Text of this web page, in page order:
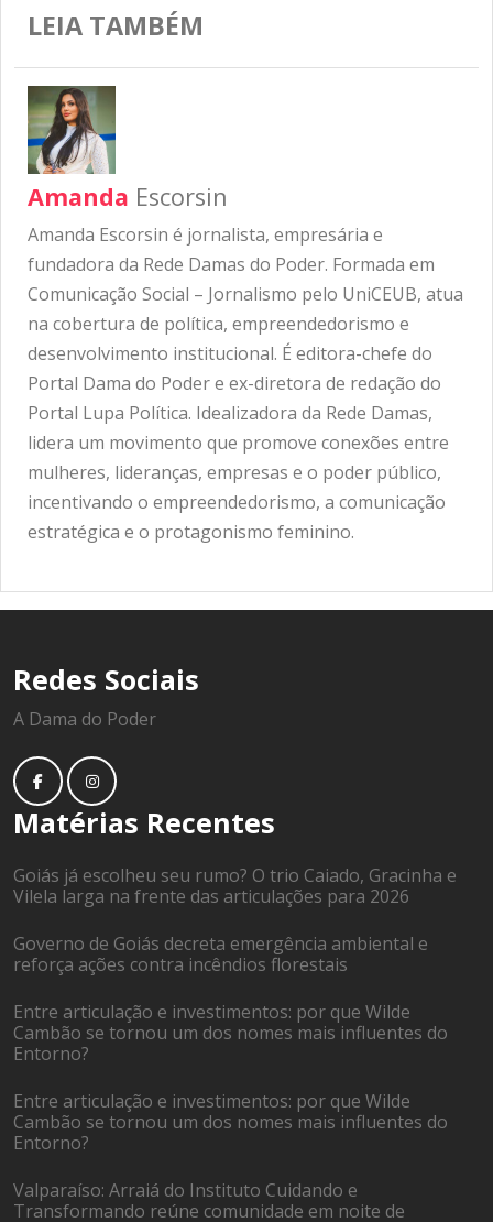
LEIA TAMBÉM
Amanda Escorsin
Amanda Escorsin é jornalista, empresária e
fundadora da Rede Damas do Poder. Formada em
Comunicação Social – Jornalismo pelo UniCEUB, atua
na cobertura de política, empreendedorismo e
desenvolvimento institucional. É editora-chefe do
Portal Dama do Poder e ex-diretora de redação do
Portal Lupa Política. Idealizadora da Rede Damas,
lidera um movimento que promove conexões entre
mulheres, lideranças, empresas e o poder público,
incentivando o empreendedorismo, a comunicação
estratégica e o protagonismo feminino.
Redes Sociais
A Dama do Poder
Matérias Recentes
Goiás já escolheu seu rumo? O trio Caiado, Gracinha e
Vilela larga na frente das articulações para 2026
Governo de Goiás decreta emergência ambiental e
reforça ações contra incêndios florestais
Entre articulação e investimentos: por que Wilde
Cambão se tornou um dos nomes mais influentes do
Entorno?
Entre articulação e investimentos: por que Wilde
Cambão se tornou um dos nomes mais influentes do
Entorno?
Valparaíso: Arraiá do Instituto Cuidando e
Transformando reúne comunidade em noite de